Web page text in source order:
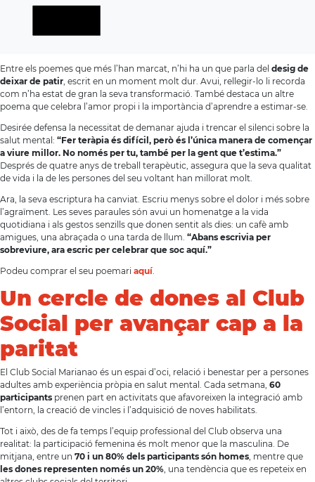
Entre els poemes que més l’han marcat, n’hi ha un que parla del desig de
deixar de patir, escrit en un moment molt dur. Avui, rellegir-lo li recorda
com n’ha estat de gran la seva transformació. També destaca un altre
poema que celebra l’amor propi i la importància d’aprendre a estimar-se.
Desirée defensa la necessitat de demanar ajuda i trencar el silenci sobre la
salut mental: “Fer teràpia és difícil, però és l’única manera de començar
a viure millor. No només per tu, també per la gent que t’estima.”
Després de quatre anys de treball terapèutic, assegura que la seva qualitat
de vida i la de les persones del seu voltant han millorat molt.
Ara, la seva escriptura ha canviat. Escriu menys sobre el dolor i més sobre
l’agraïment. Les seves paraules són avui un homenatge a la vida
quotidiana i als gestos senzills que donen sentit als dies: un cafè amb
amigues, una abraçada o una tarda de llum. “Abans escrivia per
sobreviure, ara escric per celebrar que soc aquí.”
Podeu comprar el seu poemari aquí.
Un cercle de dones al Club
Social per avançar cap a la
paritat
El Club Social Marianao és un espai d’oci, relació i benestar per a persones
adultes amb experiència pròpia en salut mental. Cada setmana, 60
participants prenen part en activitats que afavoreixen la integració amb
l’entorn, la creació de vincles i l’adquisició de noves habilitats.
Tot i això, des de fa temps l’equip professional del Club observa una
realitat: la participació femenina és molt menor que la masculina. De
mitjana, entre un 70 i un 80% dels participants són homes, mentre que
les dones representen només un 20%, una tendència que es repeteix en